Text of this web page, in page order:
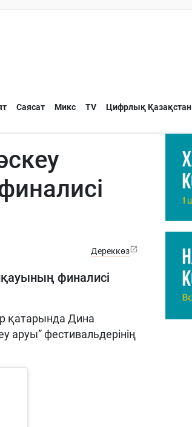
Саясат Микс TV Цифрлық Қазақстан
Дереккөз
финалисі
қатарында Дина
аруы” фестивальдерінің